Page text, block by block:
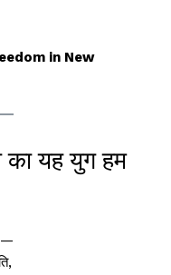
in New
का यह युग हम
—